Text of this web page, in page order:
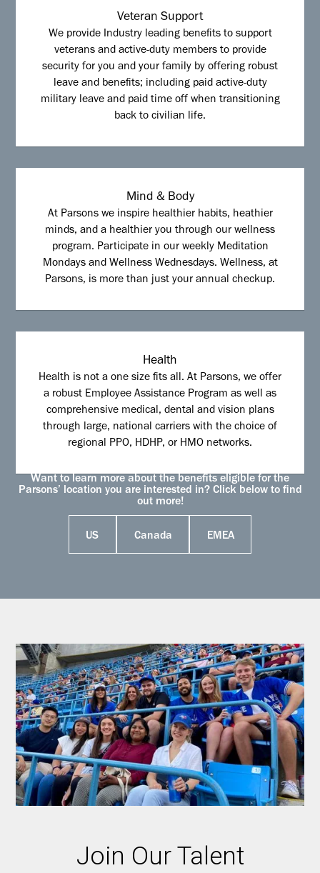
Veteran Support
We provide Industry leading benefits to support
veterans and active-duty members to provide
security for you and your family by offering robust
leave and benefits; including paid active-duty
military leave and paid time off when transitioning
back to civilian life.
Mind & Body
At Parsons we inspire healthier habits, heathier
minds, and a healthier you through our wellness
program. Participate in our weekly Meditation
Mondays and Wellness Wednesdays. Wellness, at
Parsons, is more than just your annual checkup.
Health
Health is not a one size fits all. At Parsons, we offer
a robust Employee Assistance Program as well as
comprehensive medical, dental and vision plans
through large, national carriers with the choice of
regional PPO, HDHP, or HMO networks.
Want to learn more about the benefits eligible for the
Parsons’ location you are interested in? Click below to find
out more!
US Canada EMEA
Join Our Talent